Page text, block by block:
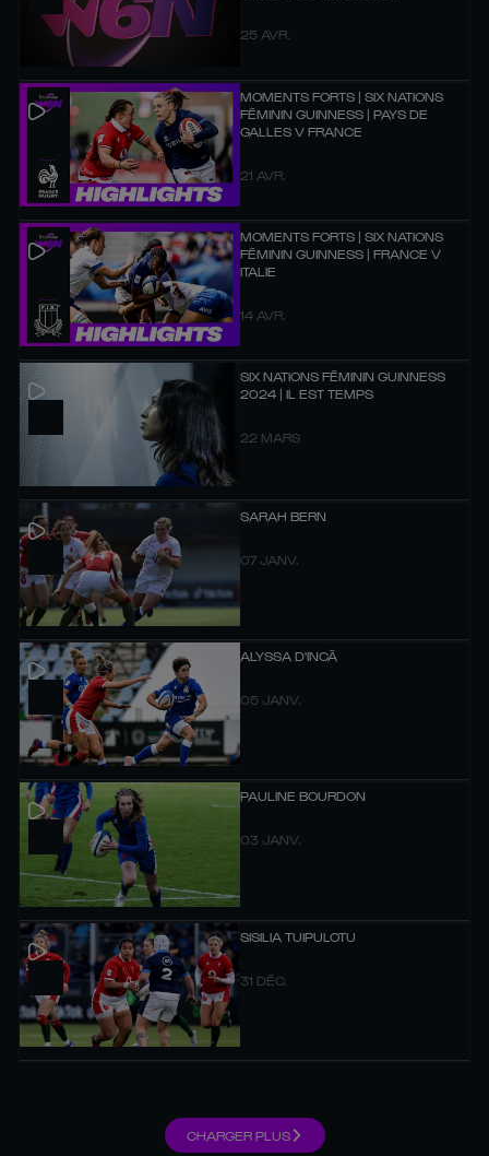
25 AVR.
MOMENTS FORTS | SIX NATIONS
FÉMININ GUINNESS | PAYS DE
GALLES V FRANCE
21 AVR.
MOMENTS FORTS | SIX NATIONS
FÉMININ GUINNESS | FRANCE V
ITALIE
14 AVR.
SIX NATIONS FÉMININ GUINNESS
2024 | IL EST TEMPS
22 MARS
SARAH BERN
07 JANV.
ALYSSA D'INCÀ
05 JANV.
PAULINE BOURDON
03 JANV.
SISILIA TUIPULOTU
31 DÉC.
CHARGER PLUS